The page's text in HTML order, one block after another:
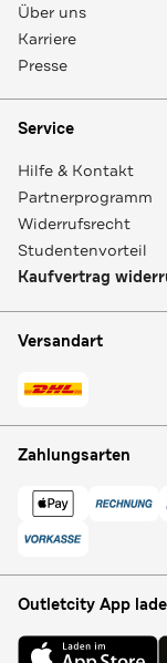
Über uns
Karriere
Presse
Service
Hilfe & Kontakt
Partnerprogramm
Widerrufsrecht
Studentenvorteil
Kaufvertrag
Versandart
Zahlungsarten
Outletcity App